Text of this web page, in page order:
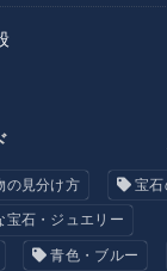
の見分け方 宝石
宝石・ジュエリー
青色・ブルー